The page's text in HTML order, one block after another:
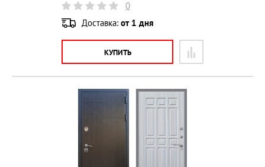
0
Доставка: от 1 дня
КУПИТЬ